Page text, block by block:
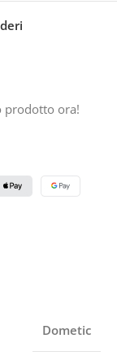
prodotto ora!
Dometic